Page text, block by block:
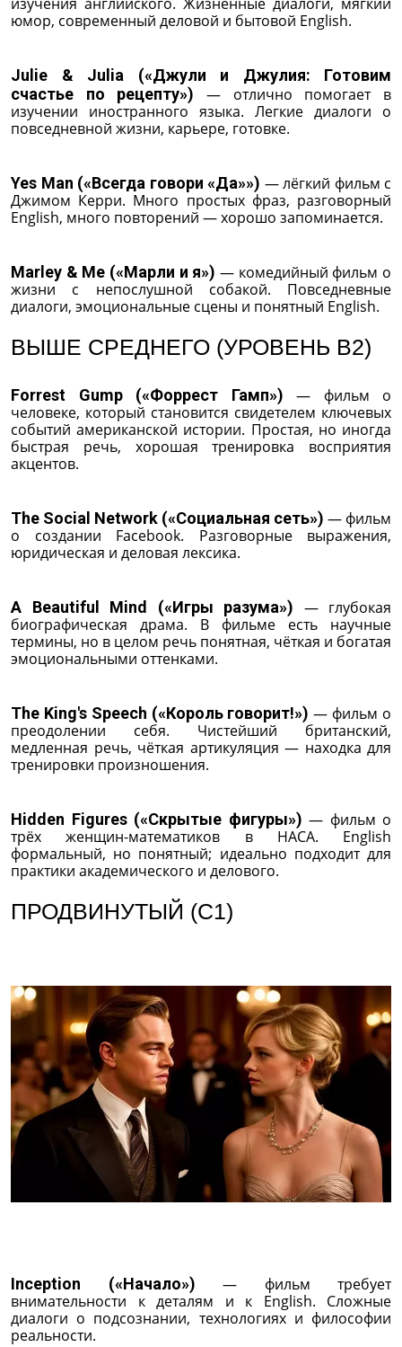
юмор, современный деловой и бытовой English.
Julie & Julia («Джули и Джулия: Готовим
счастье по рецепту») — отлично помогает в
изучении иностранного языка. Легкие диалоги о
повседневной жизни, карьере, готовке.
Yes Man («Всегда говори «Да»») — лёгкий фильм с
Джимом Керри. Много простых фраз, разговорный
English, много повторений — хорошо запоминается.
Marley & Me («Марли и я») — комедийный фильм о
жизни с непослушной собакой. Повседневные
диалоги, эмоциональные сцены и понятный English.
ВЫШЕ СРЕДНЕГО (УРОВЕНЬ B2)
Forrest Gump («Форрест Гамп») — фильм о
человеке, который становится свидетелем ключевых
событий американской истории. Простая, но иногда
быстрая речь, хорошая тренировка восприятия
акцентов.
The Social Network («Социальная сеть») — фильм
о создании Facebook. Разговорные выражения,
юридическая и деловая лексика.
A Beautiful Mind («Игры разума») — глубокая
биографическая драма. В фильме есть научные
термины, но в целом речь понятная, чёткая и богатая
эмоциональными оттенками.
The King's Speech («Король говорит!») — фильм о
преодолении себя. Чистейший британский,
медленная речь, чёткая артикуляция — находка для
тренировки произношения.
Hidden Figures («Скрытые фигуры») — фильм о
трёх женщин-математиков в НАСА. English
формальный, но понятный; идеально подходит для
практики академического и делового.
ПРОДВИНУТЫЙ (C1)
Inception («Начало») — фильм требует
внимательности к деталям и к English. Сложные
диалоги о подсознании, технологиях и философии
реальности.